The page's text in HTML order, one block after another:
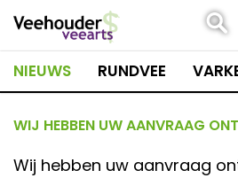
naar
inhoud
NIEUWS RUNDVEE
WIJ HEBBEN UW AANVRAAG
Wij hebben uw aanvraag